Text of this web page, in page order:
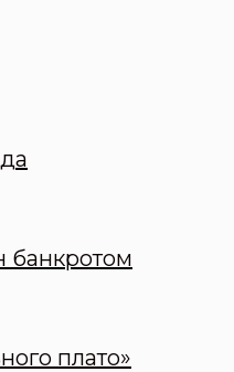
банкротом
плато»